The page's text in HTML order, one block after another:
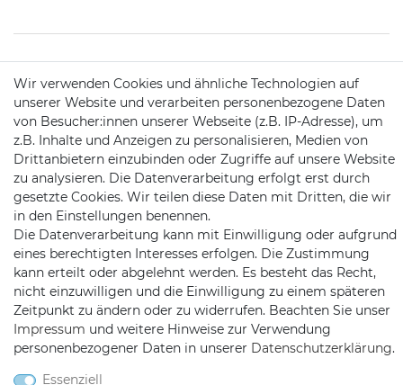
KONTAKT
Telefon:09721 / 9453362
Mail:info@satshopping.de
Kopenhagenstr. 4
97424 Schweinfurt
Wir verwenden Cookies und ähnliche Technologien auf
unserer Website und verarbeiten personenbezogene Daten
von Besucher:innen unserer Webseite (z.B. IP-Adresse), um
z.B. Inhalte und Anzeigen zu personalisieren, Medien von
Drittanbietern einzubinden oder Zugriffe auf unsere Website
zu analysieren. Die Datenverarbeitung erfolgt erst durch
gesetzte Cookies. Wir teilen diese Daten mit Dritten, die wir
in den Einstellungen benennen.
Die Datenverarbeitung kann mit Einwilligung oder aufgrund
eines berechtigten Interesses erfolgen. Die Zustimmung
kann erteilt oder abgelehnt werden. Es besteht das Recht,
nicht einzuwilligen und die Einwilligung zu einem späteren
Zeitpunkt zu ändern oder zu widerrufen. Beachten Sie unser
Impressum und weitere Hinweise zur Verwendung
personenbezogener Daten in unserer Daten­schutz­erklärung.
Essenziell